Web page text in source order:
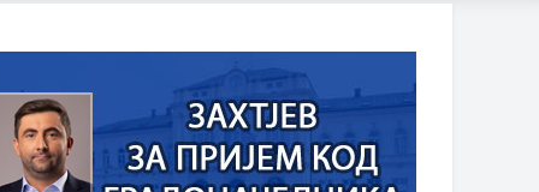
БОРАЧКИ ДОДАТАК ЗА